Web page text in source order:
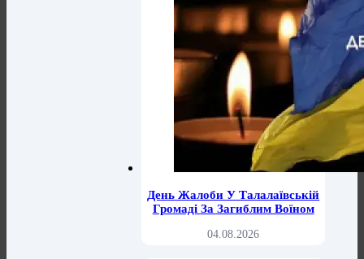
День Жалоби У Талалаївській
Громаді За Загиблим Воїном
04.08.2026